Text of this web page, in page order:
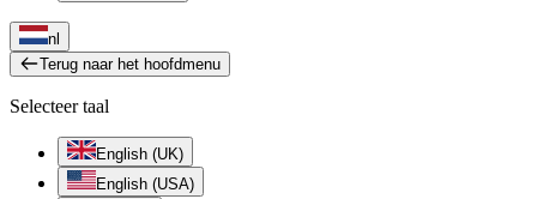
nl
Terug naar het hoofdmenu
Selecteer taal
English (UK)
English (USA)